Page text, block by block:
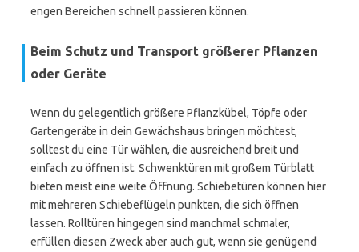
engen Bereichen schnell passieren können.
Beim Schutz und Transport größerer Pflanzen
oder Geräte
Wenn du gelegentlich größere Pflanzkübel, Töpfe oder
Gartengeräte in dein Gewächshaus bringen möchtest,
solltest du eine Tür wählen, die ausreichend breit und
einfach zu öffnen ist. Schwenktüren mit großem Türblatt
bieten meist eine weite Öffnung. Schiebetüren können hier
mit mehreren Schiebeflügeln punkten, die sich öffnen
lassen. Rolltüren hingegen sind manchmal schmaler,
erfüllen diesen Zweck aber auch gut, wenn sie genügend